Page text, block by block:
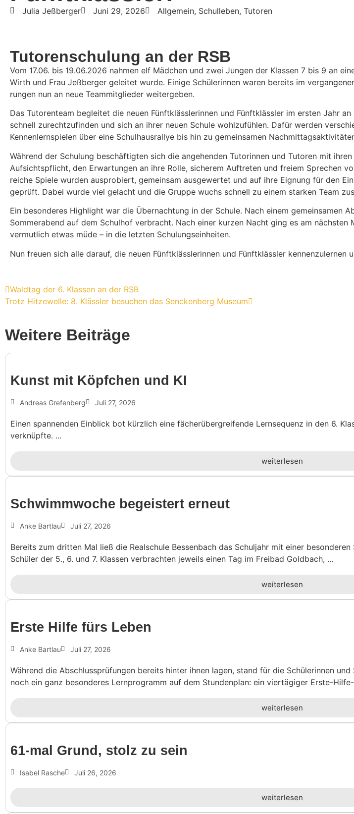
Julia Jeßberger Juni 29, 2026 Allgemein, Schulleben, Tutoren
Tuto­ren­schu­lung an der RSB
Vom 17.06. bis 19.06.2026 nahmen elf Mädchen und zwei Jungen der Klassen 7 bis 9 an
Wirth und Frau Jeßberger geleitet wurde. Einige Schü­le­rinnen waren bereits im
rungen nun an neue Team­mit­glieder weitergeben.
Das Tuto­ren­team begleitet die neuen Fünft­kläss­le­rinnen und Fünft­klässler im ersten Jahr
schnell zurecht­zu­finden und sich an ihrer neuen Schule wohl­zu­fühlen. Dafür werden
Kennen­lern­spielen über eine Schul­haus­rallye bis hin zu gemein­samen
Während der Schu­lung beschäf­tigten sich die ange­henden Tuto­rinnen und Tutoren mit
Aufsichts­pflicht, den Erwar­tungen an ihre Rolle, sicherem Auftreten und freiem Spre­chen
reiche Spiele wurden auspro­biert, gemeinsam ausge­wertet und auf ihre Eignung für den
geprüft. Dabei wurde viel gelacht und die Gruppe wuchs schnell zu einem starken Team
Ein beson­deres High­light war die Über­nach­tung in der Schule. Nach einem gemein­samen
Sommer­abend auf dem Schulhof verbracht. Nach einer kurzen Nacht ging es am
vermut­lich etwas müde – in die letzten Schulungseinheiten.
Nun freuen sich alle darauf, die neuen Fünft­kläss­le­rinnen und Fünft­klässler kennen­zu­lernen
Waldtag der 6. Klassen an der RSB
Trotz Hitze­welle: 8. Klässler besu­chen das Sencken­berg Museum
Weitere Beiträge
Kunst mit Köpf­chen und KI
Andreas Grefenberg Juli 27, 2026
Einen spannenden Einblick bot kürzlich eine fächerübergreifende Lernsequenz in den 6.
verknüpfte. ...
weiterlesen
Schwimm­woche begeis­tert erneut
Anke Bartlau Juli 27, 2026
Bereits zum dritten Mal ließ die Realschule Bessenbach das Schuljahr mit einer
Schüler der 5., 6. und 7. Klassen verbrachten jeweils einen Tag im Freibad Goldbach, ...
weiterlesen
Erste Hilfe fürs Leben
Anke Bartlau Juli 27, 2026
Während die Abschlussprüfungen bereits hinter ihnen lagen, stand für die Schülerinnen und
noch ein ganz besonderes Lernprogramm auf dem Stundenplan: ein viertägiger Erste-Hilfe-
weiterlesen
61-mal Grund, stolz zu sein
Isabel Rasche Juli 26, 2026
weiterlesen